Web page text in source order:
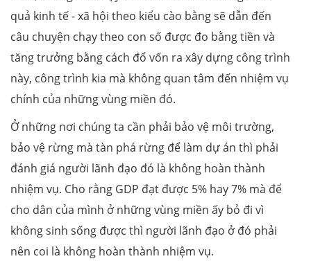
quả kinh tế - xã hội theo kiểu cào bằng sẽ dẫn đến
câu chuyện chạy theo con số được đo bằng tiền và
tăng trưởng bằng cách đổ vốn ra xây dựng công trình
này, công trình kia mà không quan tâm đến nhiệm vụ
chính của những vùng miền đó.
Ở những nơi chúng ta cần phải bảo vệ môi trường,
bảo vệ rừng mà tàn phá rừng để làm dự án thì phải
đánh giá người lãnh đạo đó là không hoàn thành
nhiệm vụ. Cho rằng GDP đạt được 5% hay 7% mà để
cho dân của mình ở những vùng miền ấy bỏ đi vì
không sinh sống được thì người lãnh đạo ở đó phải
nên coi là không hoàn thành nhiệm vụ.